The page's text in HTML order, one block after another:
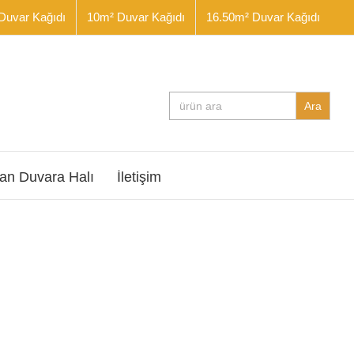
Kağıdı 10m² Duvar Kağıdı 16.50m² Duvar Kağıdı
Search
for:
Duvara Halı İletişim